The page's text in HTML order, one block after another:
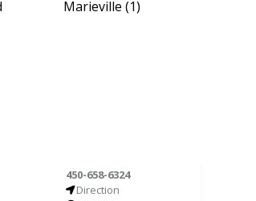
Marieville (1)
450-658-6324
Direction